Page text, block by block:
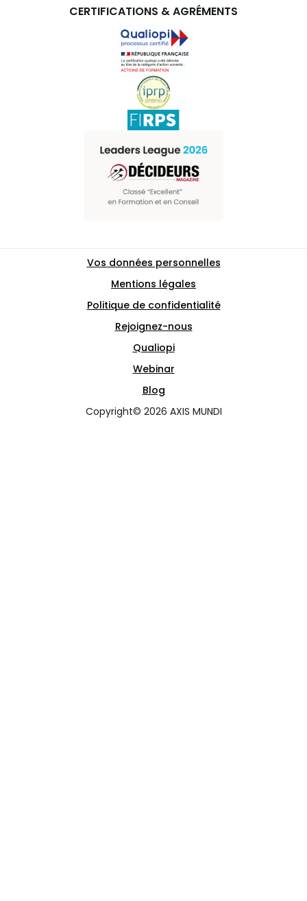
CERTIFICATIONS & AGRÉMENTS
Vos données personnelles
Mentions légales
Politique de confidentialité
Rejoignez-nous
Qualiopi
Webinar
Blog
Copyright© 2026 AXIS MUNDI